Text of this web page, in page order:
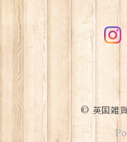
© 英国雑貨